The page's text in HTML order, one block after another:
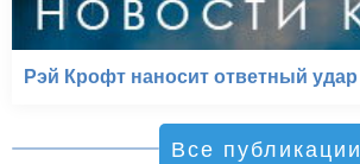
Рэй Крофт наносит ответный удар
Все публикации